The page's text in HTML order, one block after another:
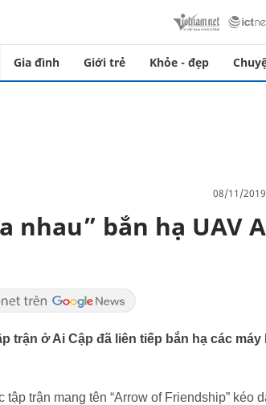
Gia đình Giới trẻ Khỏe - đẹp
08/11/
nhau” bắn hạ UAV
trận ở Ai Cập đã liên tiếp bắn hạ các máy
trận mang tên “Arrow of Friendship” kéo